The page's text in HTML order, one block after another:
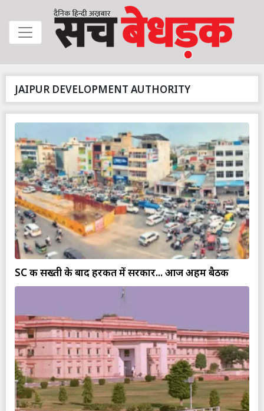
JAIPUR DEVELOPMENT AUTHORITY
SC की सख्ती के बाद हरकत में सरकार... आज अहम बैठक